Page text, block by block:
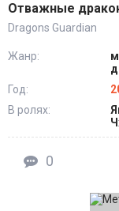
Отважные
Dragons Guardian
Жанр:
Год:
В ролях:
0